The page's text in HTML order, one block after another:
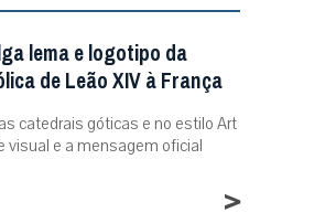
lema e logotipo da
de Leão XIV à França
catedrais góticas e no estilo Art
visual e a mensagem oficial
>